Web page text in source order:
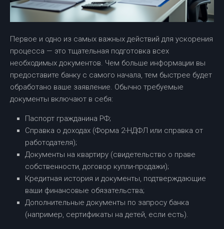
Первое и одно из самых важных действий для ускорения
процесса — это тщательная подготовка всех
необходимых документов. Чем больше информации вы
предоставите банку с самого начала, тем быстрее будет
обработано ваше заявление. Обычно требуемые
документы включают в себя:
Паспорт гражданина РФ;
Справка о доходах (Форма 2-НДФЛ или справка от
работодателя);
Документы на квартиру (свидетельство о праве
собственности, договор купли-продажи);
Кредитная история и документы, подтверждающие
ваши финансовые обязательства;
Дополнительные документы по запросу банка
(например, сертификаты на детей, если есть).